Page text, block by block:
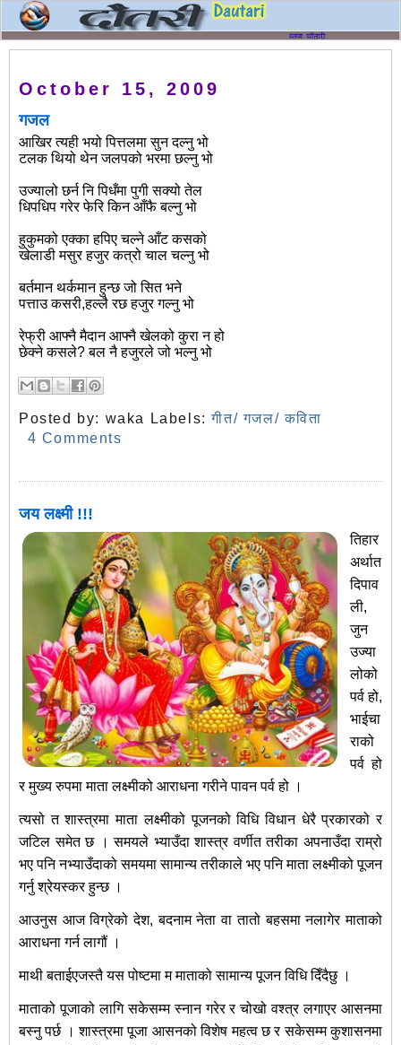
October 15, 2009
गजल
आखिर त्यही भयो पित्तलमा सुन दल्नु भो
टलक थियो थेन जलपको भरमा छल्नु भो
उज्यालो छर्न नि पिधँमा पुगी सक्यो तेल
धिपधिप गरेर फेरि किन आँफै बल्नु भो
हुकुमको एक्का हपिए चल्ने आँट कसको
खेलाडी मसुर हजुर कत्रो चाल चल्नु भो
बर्तमान थर्कमान हुन्छ जो सित भने
पत्ताउ कसरी,हल्लै रछ हजुर गल्नु भो
रेफ्री आफ्नै मैदान आफ्नै खेलको कुरा न हो
छेक्ने कसले? बल नै हजुरले जो भल्नु भो
Posted by: waka Labels:गीत/ गजल/ कविता
4 Comments
जय लक्ष्मी !!!
तिहार
अर्थात
दिपाव
ली,
जुन
उज्या
लोको
पर्व हो,
भाईचा
राको
पर्व हो
र मुख्‍य रुपमा माता लक्ष्मीको आराधना गरीने पावन पर्व हो ।
त्यसो त शास्त्रमा माता लक्ष्मीको पूजनको विधि विधान धेरै प्रकारको र
जटिल समेत छ । समयले भ्याउँदा शास्त्र वर्णीत तरीका अपनाउँदा राम्रो
भए पनि नभ्याउँदाको समयमा सामान्य तरीकाले भए पनि माता लक्ष्मीको पूजन
गर्नु श्रेयस्कर हुन्छ ।
आउनुस आज विग्रेको देश, बदनाम नेता वा तातो बहसमा नलागेर माताको
आराधना गर्न लागौं ।
माथी बताईएजस्तै यस पोष्टमा म माताको सामान्य पूजन विधि दिँदैछु ।
माताको पूजाको लागि सकेसम्म स्नान गरेर र चोखो वश्त्र लगाएर आसनमा
बस्नु पर्छ । शास्त्रमा पूजा आसनको विशेष महत्व छ र सकेसम्म कुशासनमा